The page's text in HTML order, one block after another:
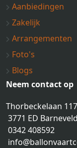
Aanbiedingen
Zakelijk
Arrangementen
Foto's
Blogs
Neem contact op
Thorbeckelaan
3771 ED Barneveld
0342 408592